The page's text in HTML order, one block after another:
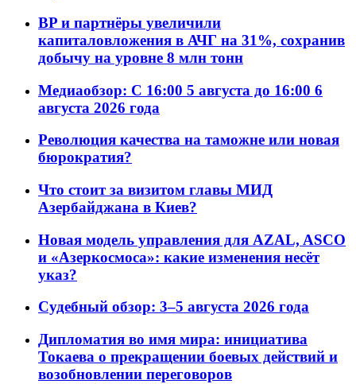
BP и партнёры увеличили
капиталовложения в АЧГ на 31%, сохранив
добычу на уровне 8 млн тонн
Медиаобзор: С 16:00 5 августа до 16:00 6
августа 2026 года
Революция качества на таможне или новая
бюрократия?
Что стоит за визитом главы МИД
Азербайджана в Киев?
Новая модель управления для AZAL, ASCO
и «Азеркосмоса»: какие изменения несёт
указ?
Судебный обзор: 3–5 августа 2026 года
Дипломатия во имя мира: инициатива
Токаева о прекращении боевых действий и
возобновлении переговоров